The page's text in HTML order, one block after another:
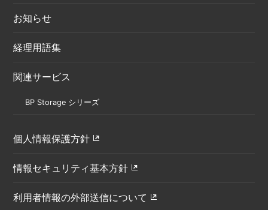
お知らせ
経理用語集
関連サービス
BP Storage シリーズ
個人情報保護方針
情報セキュリティ基本方針
利用者情報の外部送信について